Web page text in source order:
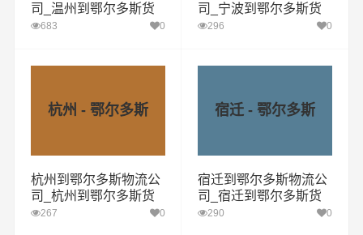
司_温州到鄂尔多斯货
运专线
683 0
司_宁波到鄂尔多斯货
运专线
296 0
杭州 - 鄂尔多斯
杭州到鄂尔多斯物流公
司_杭州到鄂尔多斯货
运专线
267 0
宿迁 - 鄂尔多斯
宿迁到鄂尔多斯物流公
司_宿迁到鄂尔多斯货
运专线
290 0